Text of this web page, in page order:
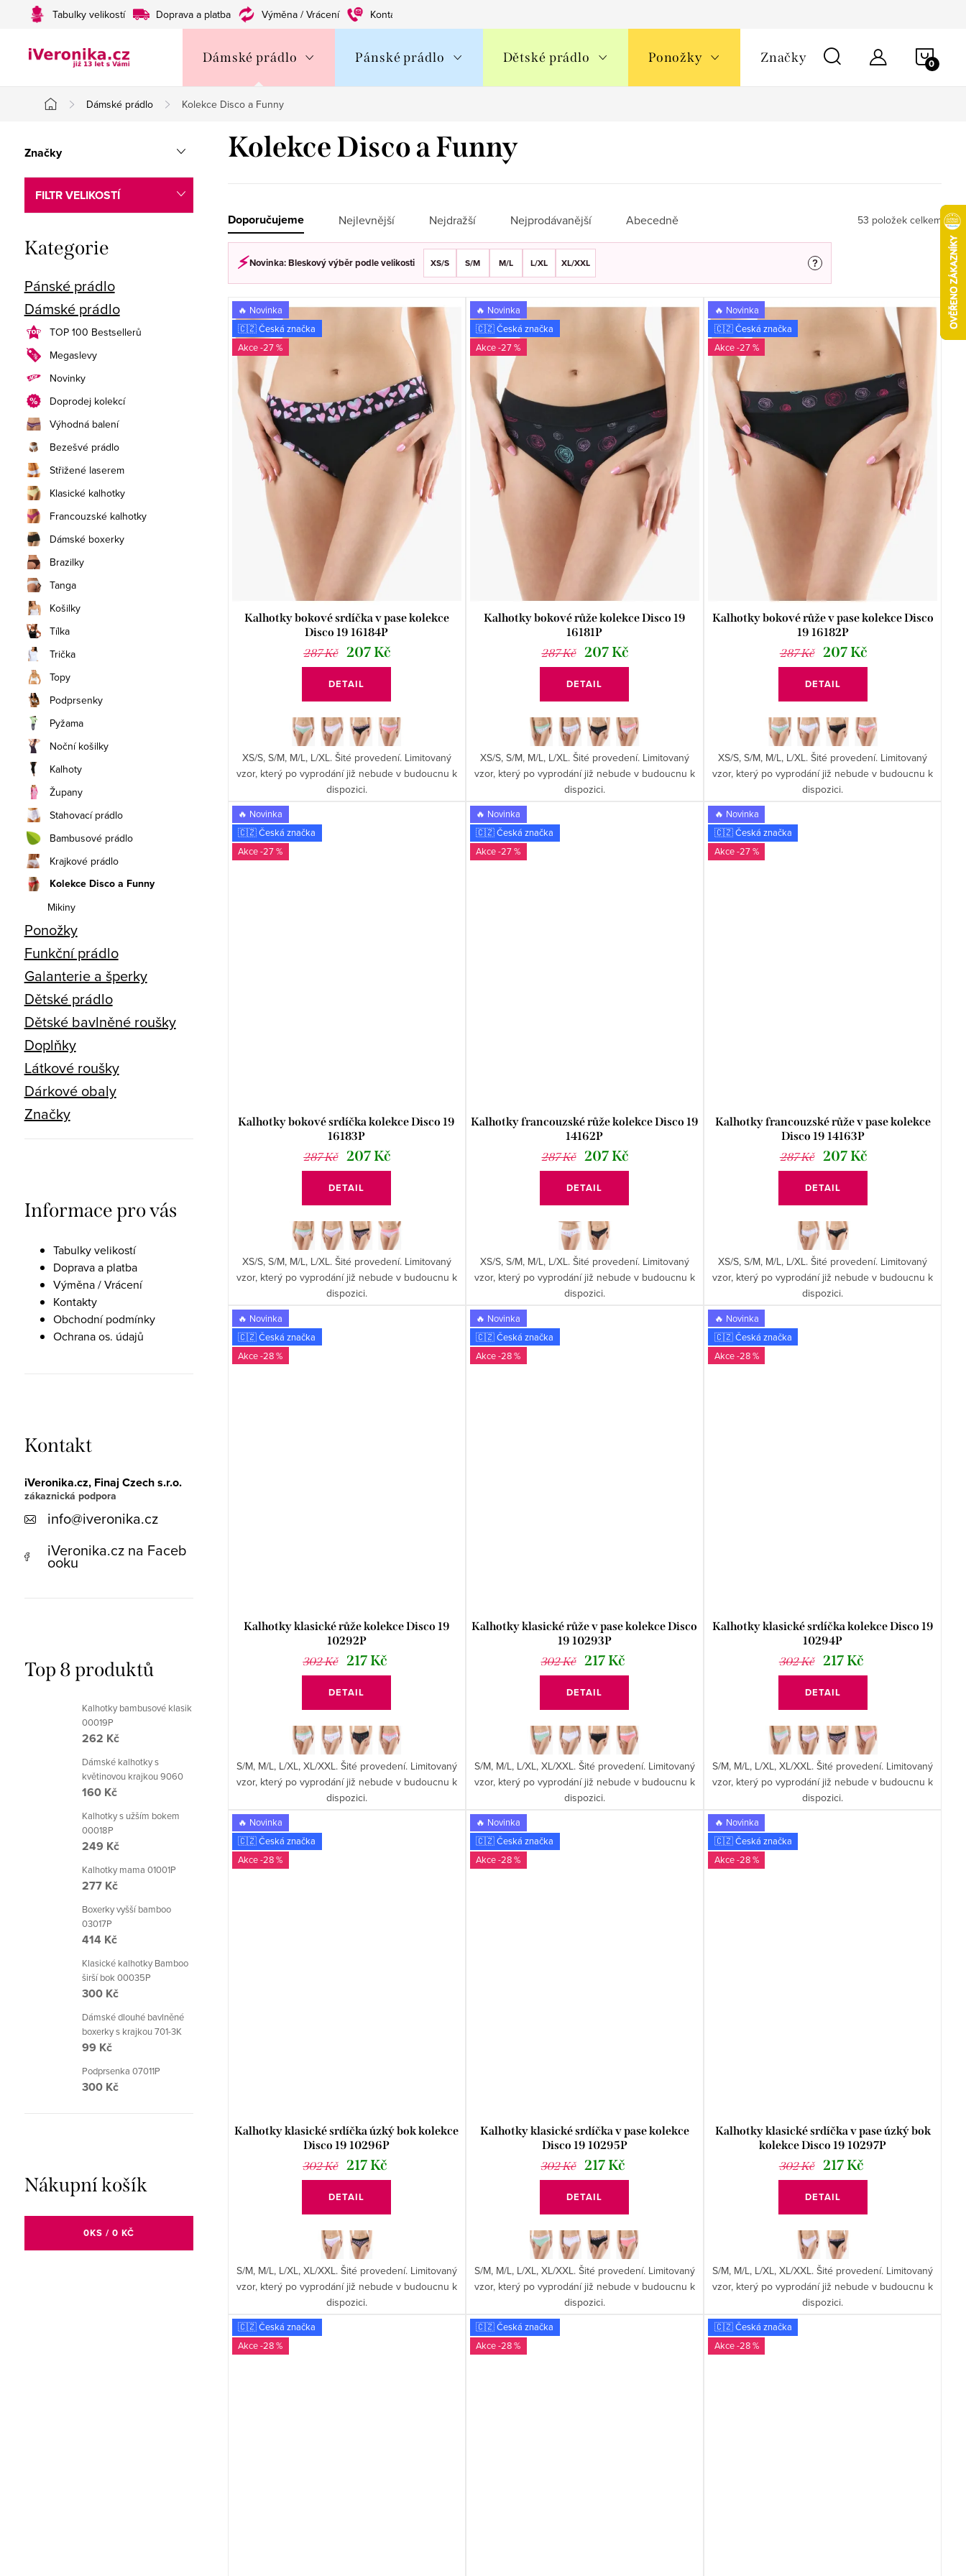
Tabulky velikostí Doprava a platba Výměna / Vrácení Kontakty
Dámské prádlo Pánské prádlo Dětské prádlo Ponožky Značky
Domů
Dámské prádlo Kolekce Disco a Funny
P
o
r
a
n
n
í
p
a
n
e
l
Značky
FILTR VELIKOSTÍ
Přeskočit
kategorie
Kategorie
Pánské prádlo
Dámské prádlo
TOP 100 Bestsellerů
Megaslevy
Novinky
Doprodej kolekcí
Výhodná balení
Bezešvé prádlo
Střižené laserem
Klasické kalhotky
Francouzské kalhotky
Dámské boxerky
Brazilky
Tanga
Košilky
Tílka
Trička
Topy
Podprsenky
Pyžama
Noční košilky
Kalhoty
Župany
Stahovací prádlo
Bambusové prádlo
Krajkové prádlo
Kolekce Disco a Funny
Mikiny
Ponožky
Funkční prádlo
Galanterie a šperky
Dětské prádlo
Dětské bavlněné roušky
Doplňky
Látkové roušky
Dárkové obaly
Značky
Informace pro vás
Tabulky velikostí
Doprava a platba
Výměna / Vrácení
Kontakty
Obchodní podmínky
Ochrana os. údajů
Kontakt
iVeronika.cz, Finaj Czech s.r.o.
info@iveronika.cz
iVeronika.cz na Faceb
ooku
Top 8 produktů
Kalhotky bambusové klasik
00019P
262 Kč
Dámské kalhotky s
květinovou krajkou 9060
160 Kč
Kalhotky s užším bokem
00018P
249 Kč
Kalhotky mama 01001P
277 Kč
Boxerky vyšší bamboo
03017P
414 Kč
Klasické kalhotky Bamboo
širší bok 00035P
300 Kč
Dámské dlouhé bavlněné
boxerky s krajkou 701-3K
99 Kč
Podprsenka 07011P
300 Kč
Nákupní košík
0KS / 0 KČ
Kolekce Disco a Funny
Ř
z
e
n
p
Doporučujeme Nejlevnější Nejdražší Nejprodávanější Abecedně 53 položek celkem
⚡︎Novinka: Bleskový výběr podle velikosti XS/S S/M M/L L/XL XL/XXL ?
V
ý
p
🔥 Novinka
🇨🇿 Česká značka
-27 %
Kalhotky bokové srdíčka v pase kolekce
Disco 19 16184P
287 Kč
207 Kč
DETAIL
XS/S, S/M, M/L, L/XL. Šité provedení. Limitovaný
vzor, který po vyprodání již nebude v budoucnu k
dispozici.
🔥 Novinka
🇨🇿 Česká značka
-27 %
Kalhotky bokové růže kolekce Disco 19
16181P
287 Kč
207 Kč
DETAIL
XS/S, S/M, M/L, L/XL. Šité provedení. Limitovaný
vzor, který po vyprodání již nebude v budoucnu k
dispozici.
🔥 Novinka
🇨🇿 Česká značka
-27 %
Kalhotky bokové růže v pase kolekce Disco
19 16182P
287 Kč
207 Kč
DETAIL
XS/S, S/M, M/L, L/XL. Šité provedení. Limitovaný
vzor, který po vyprodání již nebude v budoucnu k
dispozici.
🔥 Novinka
🇨🇿 Česká značka
-27 %
Kalhotky bokové srdíčka kolekce Disco 19
16183P
287 Kč
207 Kč
DETAIL
XS/S, S/M, M/L, L/XL. Šité provedení. Limitovaný
vzor, který po vyprodání již nebude v budoucnu k
dispozici.
🔥 Novinka
🇨🇿 Česká značka
-27 %
Kalhotky francouzské růže kolekce Disco 19
14162P
287 Kč
207 Kč
DETAIL
XS/S, S/M, M/L, L/XL. Šité provedení. Limitovaný
vzor, který po vyprodání již nebude v budoucnu k
dispozici.
🔥 Novinka
🇨🇿 Česká značka
-27 %
Kalhotky francouzské růže v pase kolekce
Disco 19 14163P
287 Kč
207 Kč
DETAIL
XS/S, S/M, M/L, L/XL. Šité provedení. Limitovaný
vzor, který po vyprodání již nebude v budoucnu k
dispozici.
🔥 Novinka
🇨🇿 Česká značka
-28 %
Kalhotky klasické růže kolekce Disco 19
10292P
302 Kč
217 Kč
DETAIL
S/M, M/L, L/XL, XL/XXL. Šité provedení. Limitovaný
vzor, který po vyprodání již nebude v budoucnu k
dispozici.
🔥 Novinka
🇨🇿 Česká značka
-28 %
Kalhotky klasické růže v pase kolekce Disco
19 10293P
302 Kč
217 Kč
DETAIL
S/M, M/L, L/XL, XL/XXL. Šité provedení. Limitovaný
vzor, který po vyprodání již nebude v budoucnu k
dispozici.
🔥 Novinka
🇨🇿 Česká značka
-28 %
Kalhotky klasické srdíčka kolekce Disco 19
10294P
302 Kč
217 Kč
DETAIL
S/M, M/L, L/XL, XL/XXL. Šité provedení. Limitovaný
vzor, který po vyprodání již nebude v budoucnu k
dispozici.
🔥 Novinka
🇨🇿 Česká značka
-28 %
Kalhotky klasické srdíčka úzký bok kolekce
Disco 19 10296P
302 Kč
217 Kč
DETAIL
S/M, M/L, L/XL, XL/XXL. Šité provedení. Limitovaný
vzor, který po vyprodání již nebude v budoucnu k
dispozici.
🔥 Novinka
🇨🇿 Česká značka
-28 %
Kalhotky klasické srdíčka v pase kolekce
Disco 19 10295P
302 Kč
217 Kč
DETAIL
S/M, M/L, L/XL, XL/XXL. Šité provedení. Limitovaný
vzor, který po vyprodání již nebude v budoucnu k
dispozici.
🔥 Novinka
🇨🇿 Česká značka
-28 %
Kalhotky klasické srdíčka v pase úzký bok
kolekce Disco 19 10297P
302 Kč
217 Kč
DETAIL
S/M, M/L, L/XL, XL/XXL. Šité provedení. Limitovaný
vzor, který po vyprodání již nebude v budoucnu k
dispozici.
🇨🇿 Česká značka
-28 %
🇨🇿 Česká značka
-28 %
🇨🇿 Česká značka
-28 %